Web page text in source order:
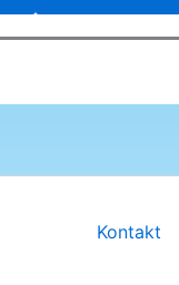
Kontakt